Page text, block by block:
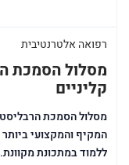
רפואה אלטרנטיבית
מסלול הסמכת
קליניים
מסלול הסמכת
המקיף והמקצועי
ללמוד במתכונת מקוונת.